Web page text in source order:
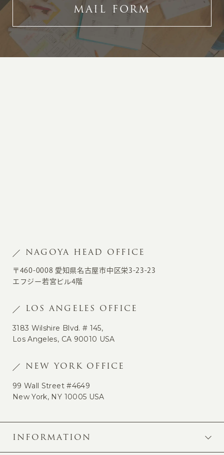
MAIL FORM
NAGOYA HEAD OFFICE
〒460-0008 愛知県名古屋市中区栄3-23-23
エフジー若宮ビル4階
LOS ANGELES OFFICE
3183 Wilshire Blvd. # 145,
Los Angeles, CA 90010 USA
NEW YORK OFFICE
99 Wall Street #4649
New York, NY 10005 USA
INFORMATION